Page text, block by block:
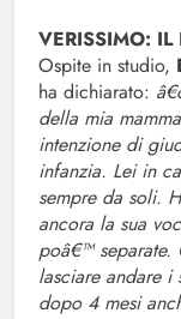
VERISSIMO: IL
Ospite in studio,
ha dichiarato:
della mia
intenzione di
infanzia. Lei in
sempre da soli.
ancora la sua
poâ€™ separate.
lasciare andare
dopo 4 mesi